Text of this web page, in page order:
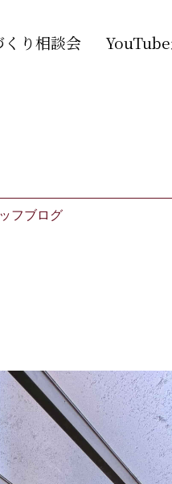
り相談会
フブログ